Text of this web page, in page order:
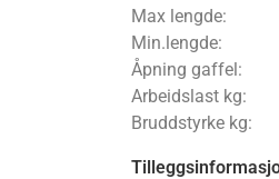
Max
Min.lengde:
Åpning
Arbeidslast
Bruddstyrke